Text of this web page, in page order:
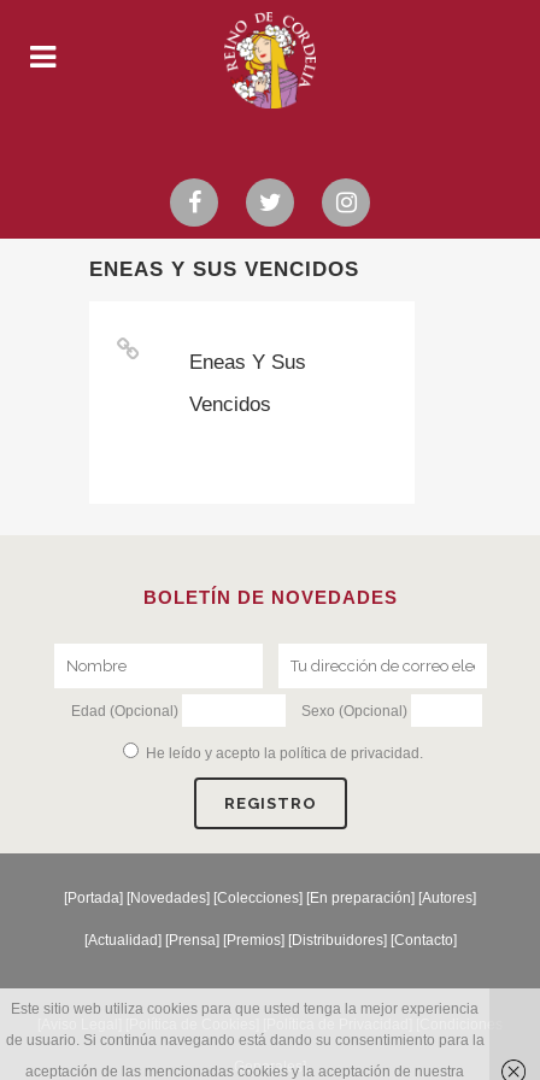
ENEAS Y SUS VENCIDOS
Eneas Y Sus
Vencidos
BOLETÍN DE NOVEDADES
Edad (Opcional) Sexo (Opcional)
He leído y acepto la política de privacidad .
[Portada] [Novedades] [Colecciones] [En preparación] [Autores]
[Actualidad] [Prensa] [Premios] [Distribuidores] [Contacto]
Generales ]
Este sitio web utiliza cookies para que usted tenga la mejor experiencia
de usuario. Si continúa navegando está dando su consentimiento para la
aceptación de las mencionadas cookies y la aceptación de nuestra